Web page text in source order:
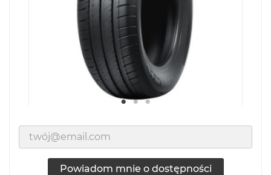
Powiadom mnie o dostępności